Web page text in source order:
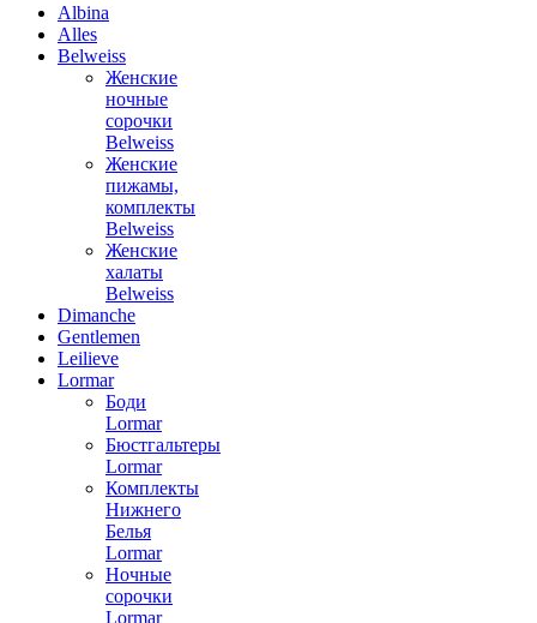
Albina
Alles
Belweiss
Женские
ночные
сорочки
Belweiss
Женские
пижамы,
комплекты
Belweiss
Женские
халаты
Belweiss
Dimanche
Gentlemen
Leilieve
Lormar
Боди
Lormar
Бюстгальтеры
Lormar
Комплекты
Нижнего
Белья
Lormar
Ночные
сорочки
Lormar